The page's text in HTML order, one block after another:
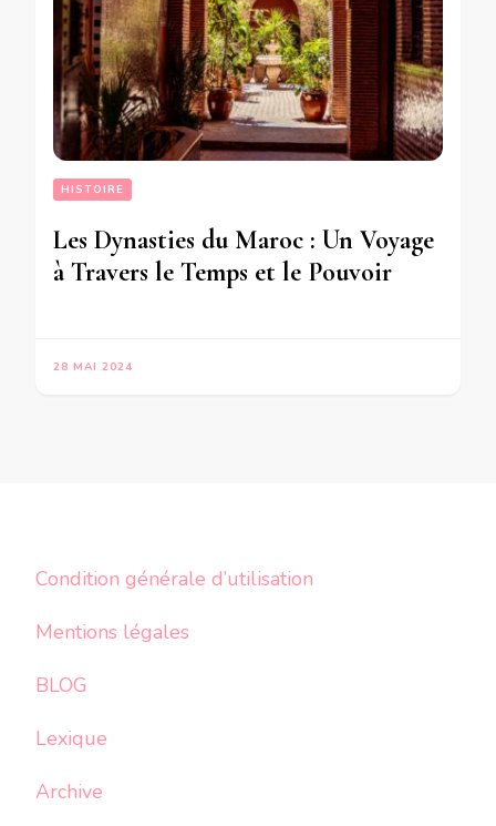
HISTOIRE
Les Dynasties du Maroc : Un Voyage
à Travers le Temps et le Pouvoir
28 MAI 2024
Condition générale d’utilisation
Mentions légales
BLOG
Lexique
Archive